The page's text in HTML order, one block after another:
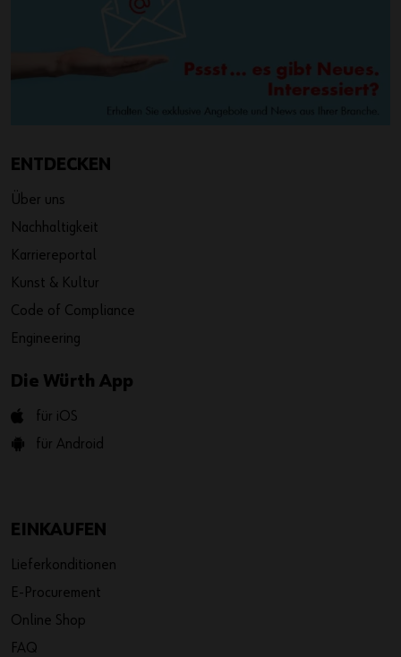
ENTDECKEN
Über uns
Nachhaltigkeit
Karriereportal
Kunst & Kultur
Code of Compliance
Engineering
Die Würth App
für iOS
für Android
EINKAUFEN
Lieferkonditionen
E-Procurement
Online Shop
FAQ